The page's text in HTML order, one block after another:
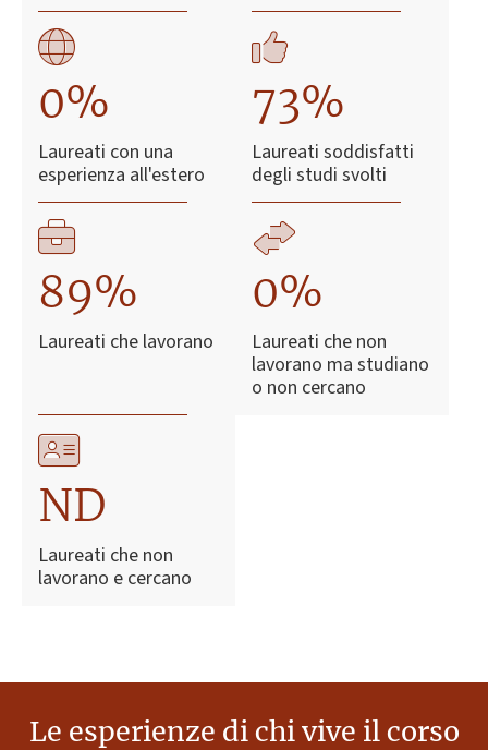
0%
Laureati con una
esperienza all'estero
73%
Laureati soddisfatti
degli studi svolti
89%
Laureati che lavorano
0%
Laureati che non
lavorano ma studiano
o non cercano
ND
Laureati che non
lavorano e cercano
Le esperienze di chi vive il corso